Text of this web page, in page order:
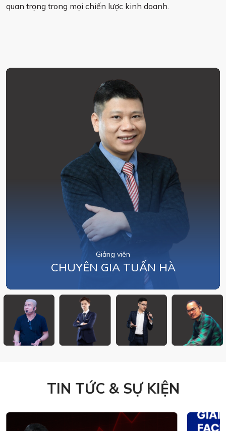
quan trọng trong mọi chiến lược kinh doanh.
Giảng viên
CHUYÊN GIA TUẤN HÀ
TIN TỨC & SỰ KIỆN